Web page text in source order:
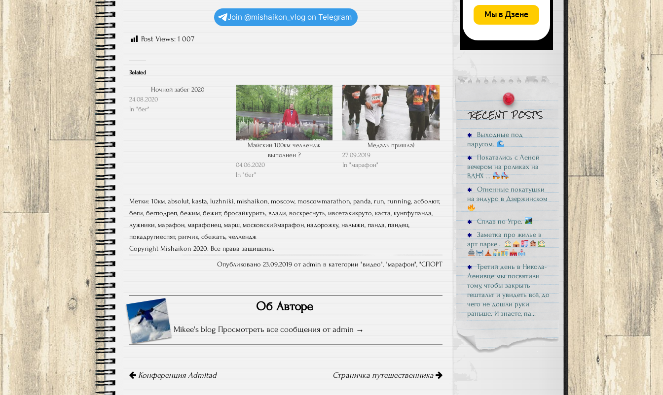
Join @mishaikon_vlog on Telegram
Post Views: 1 007
Related
Ночной забег 2020
24.08.2020
In "бег"
Майский 100км челлендж
выполнен ?
04.06.2020
In "бег"
Медаль пришла)
27.09.2019
In "марафон"
Метки: 10км, absolut, kasta, luzhniki, mishaikon, moscow, moscowmarathon, panda, run, running, асболют,
беги, бегподреп, бежим, бежит, бросайкурить, влади, воскреснуть, ивсетакикруто, каста, кунгфупанда,
лужники, марафон, марафонец, марш, московскиймарафон, надорожку, налыжи, панда, пандец,
покадругиеспят, рэпчик, сбежать, челлендж
Copyright Mishaikon 2020. Все права защищены.
Опубликовано 23.09.2019 от admin в категории "видео", "марафон", "СПОРТ
Об Авторе
Mikee's blog Просмотреть все сообщения от admin
поКонференция Admitad Страничка путешественника
Выходные под
парусом.
Покатались с Леной
вечером на роликах на
ВДНХ …
Огненные покатушки
на эндуро в Дзержинском
Сплав по Угре.
Заметка про жилье в
арт парке…
Третий день в Никола-
Ленивце мы посвятили
тому, чтобы закрыть
гештальт и увидеть всё, до
чего не дошли руки
раньше. И знаете, па…